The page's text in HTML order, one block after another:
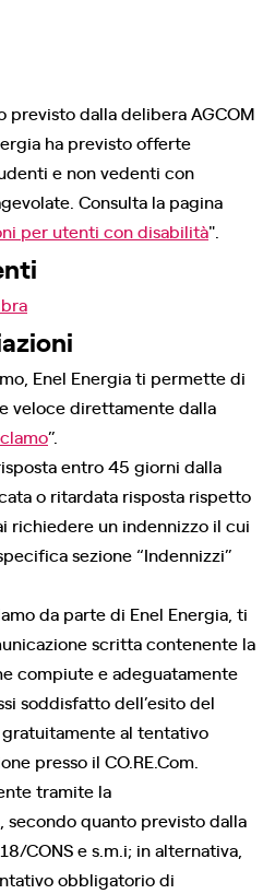
previsto dalla delibera AGCOM
ha previsto offerte
e non vedenti con
Consulta la pagina
per utenti con disabilità".
Enel Energia ti permette di
veloce direttamente dalla
”.
entro 45 giorni dalla
o ritardata risposta rispetto
richiedere un indennizzo il cui
sezione “Indennizzi”
da parte di Enel Energia, ti
scritta contenente la
compiute e adeguatamente
soddisfatto dell’esito del
al tentativo
presso il CO.RE.Com.
tramite la
, secondo quanto previsto dalla
CONS e s.m.i; in alternativa,
obbligatorio di